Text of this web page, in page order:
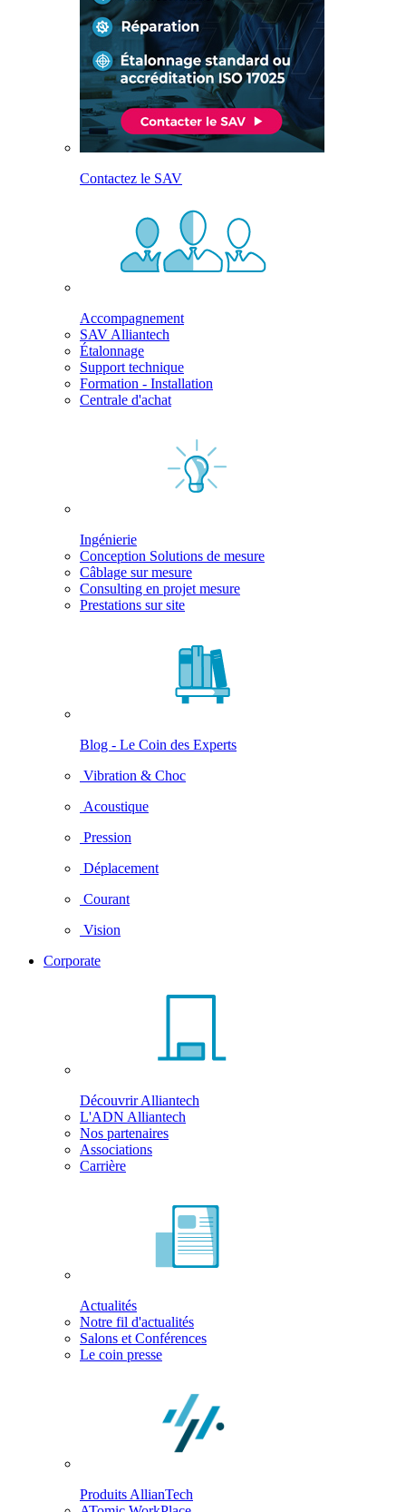
Contactez le SAV
Accompagnement
SAV Alliantech
Étalonnage
Support technique
Formation - Installation
Centrale d'achat
Ingénierie
Conception Solutions de mesure
Câblage sur mesure
Consulting en projet mesure
Prestations sur site
Blog - Le Coin des Experts
Vibration & Choc
Acoustique
Pression
Déplacement
Courant
Vision
Corporate
Découvrir Alliantech
L'ADN Alliantech
Nos partenaires
Associations
Carrière
Actualités
Notre fil d'actualités
Salons et Conférences
Le coin presse
Produits AllianTech